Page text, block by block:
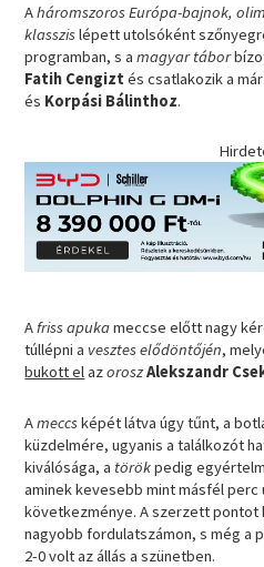
Aháromszoros Európa-bajnok,
klasszislépett utolsóként
programban, s amagyar tábor
Fatih Cengizt és csatlakozik a
és Korpási Bálinthoz.
Afriss apukameccse előtt nagy
túllépni a vesztes elődöntőjén,
bukott elazoroszAlekszandr
Ameccsképét látva úgy tűnt, a
küzdelmére, ugyanis a találkozót
kiválósága, a törökpedig
aminek kevesebb mint másfél perc
következménye. A szerzett
nagyobb fordulatszámon, s még a
2-0 volt az állás a szünetben.